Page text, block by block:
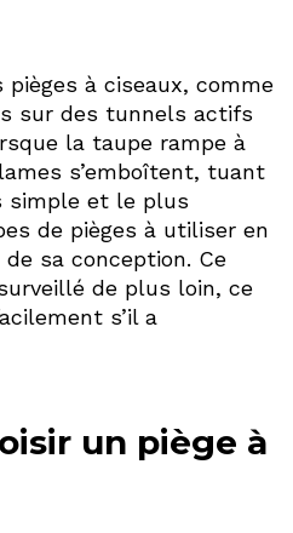
pièges à ciseaux, comme
sur des tunnels actifs
la taupe rampe à
s’emboîtent, tuant
simple et le plus
de pièges à utiliser en
sa conception. Ce
de plus loin, ce
s’il a
un piège à